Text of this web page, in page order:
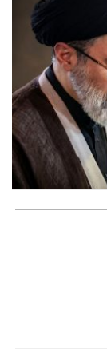
سندیت است